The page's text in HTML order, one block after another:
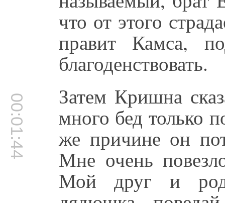
что от этого
правит Камса,
благоденствовать.
00:01:44 Затем Кришна
много бед только
же причине он
Мне очень
Мой друг и